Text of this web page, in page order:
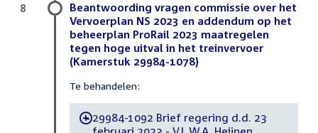
Beantwoording vragen commissie over het
Vervoerplan NS 2023 en addendum op het
beheerplan ProRail 2023 maatregelen
tegen hoge uitval in het treinvervoer
(Kamerstuk 29984-1078)
Te behandelen:
-29984-1092 Brief regering d.d. 23
8